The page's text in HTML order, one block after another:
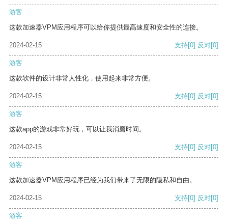
游客
这款加速器VPM应用程序可以给你提供最高速度和安全性的连接。
2024-02-15 支持[0] 反对[0]
游客
这款软件的设计非常人性化，使用起来非常方便。
2024-02-15 支持[0] 反对[0]
游客
这款app的游戏非常好玩，可以让我消磨时间。
2024-02-15 支持[0] 反对[0]
游客
这款加速器VPM应用程序已经为我们带来了无限的隐私和自由。
2024-02-15 支持[0] 反对[0]
游客